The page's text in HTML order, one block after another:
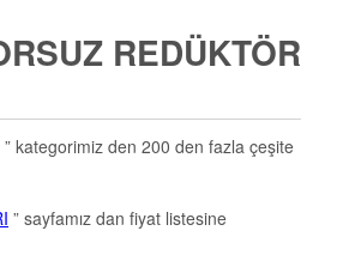
REDÜKTÖR
” kategorimiz den 200 den fazla çeşite
” sayfamız dan fiyat listesine